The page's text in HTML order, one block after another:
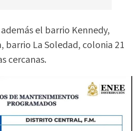
el barrio Kennedy,
barrio La Soledad, colonia 21
cercanas.